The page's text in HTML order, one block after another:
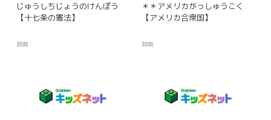
じゅうしちじょうのけんぽう
【十七条の憲法】
辞典
＊＊アメリカがっしゅうこく
【アメリカ合衆国】
辞典